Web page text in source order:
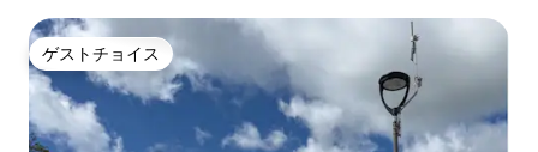
ゲストチョイス
ゲストチョイス